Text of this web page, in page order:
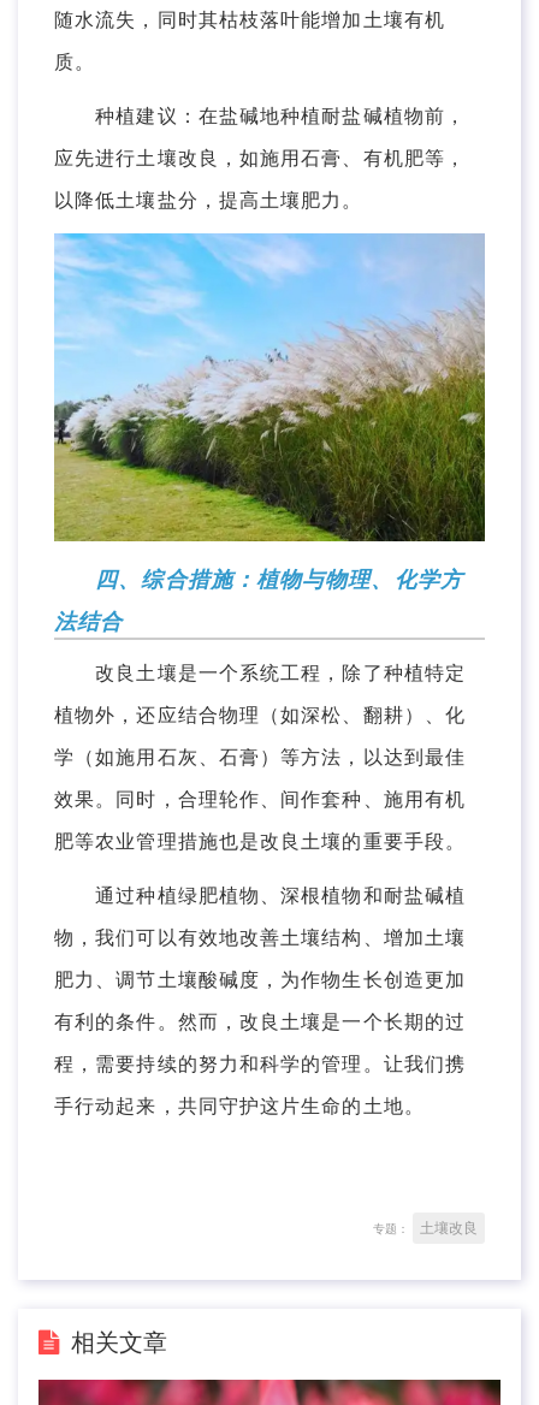
随水流失，同时其枯枝落叶能增加土壤有机
质。
种植建议：在盐碱地种植耐盐碱植物前，
应先进行土壤改良，如施用石膏、有机肥等，
以降低土壤盐分，提高土壤肥力。
四、综合措施：植物与物理、化学方
法结合
改良土壤是一个系统工程，除了种植特定
植物外，还应结合物理（如深松、翻耕）、化
学（如施用石灰、石膏）等方法，以达到最佳
效果。同时，合理轮作、间作套种、施用有机
肥等农业管理措施也是改良土壤的重要手段。
通过种植绿肥植物、深根植物和耐盐碱植
物，我们可以有效地改善土壤结构、增加土壤
肥力、调节土壤酸碱度，为作物生长创造更加
有利的条件。然而，改良土壤是一个长期的过
程，需要持续的努力和科学的管理。让我们携
手行动起来，共同守护这片生命的土地。
专题： 土壤改良
相关文章